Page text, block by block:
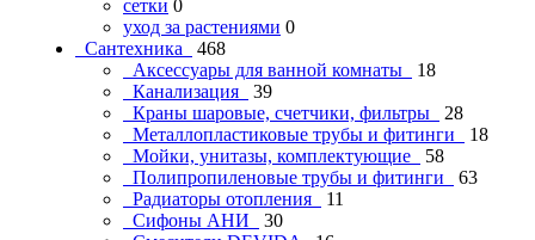
сетки 0
уход за растениями 0
Сантехника
468
Аксессуары для ванной комнаты
18
Канализация
39
Краны шаровые, счетчики, фильтры
28
Металлопластиковые трубы и фитинги
18
Мойки, унитазы, комплектующие
58
Полипропиленовые трубы и фитинги
63
Радиаторы отопления
11
Сифоны АНИ
30